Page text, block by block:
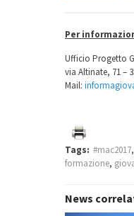
Per
Ufficio Progetto
via Altinate, 71 –
Mail:
Tags: #mac2017,
formazione,
News